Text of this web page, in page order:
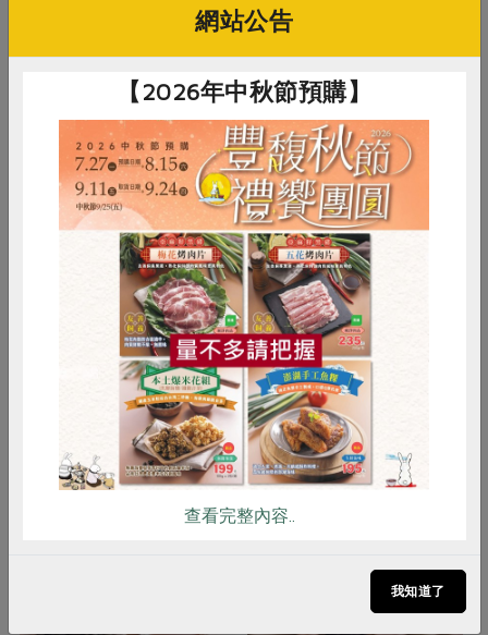
台灣
淨重/數量 6包（每包5支），540公克
雞蛋、奶油、麵粉、特砂、奶粉、海
鹽
保存條件
請趁鮮食用，並避免陽光直射及高溫
潮濕。室溫下未開封可保存6個月
產品說明
採用通過檢驗的新鮮雞蛋為原料；不
使用氫化油及化學香料
注意事項
1. 本品含有蛋、牛奶、麩質之穀物及
其製品，對其過敏者請勿食用。 2. 本
產品所標示之反式脂肪非油脂氫化而
成。 3. 本產品生產設備亦有生產堅果
種子類製品，易過敏體質者請留意。
RPET 食譜 減硝酸鹽
雞蛋 食安 共同購買
網站公告
【2026年中秋節預購】
查看完整內容..
我知道了